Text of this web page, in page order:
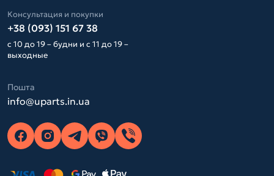
Консультация и покупки
+38 (093) 151 67 38
с 10 до 19 – будни и с 11 до 19 –
выходные
Пошта
info@uparts.in.ua